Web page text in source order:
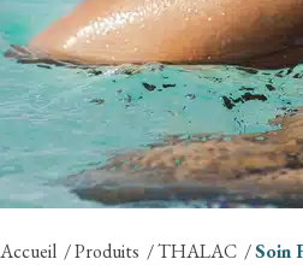
Accueil Produits THALAC Soin